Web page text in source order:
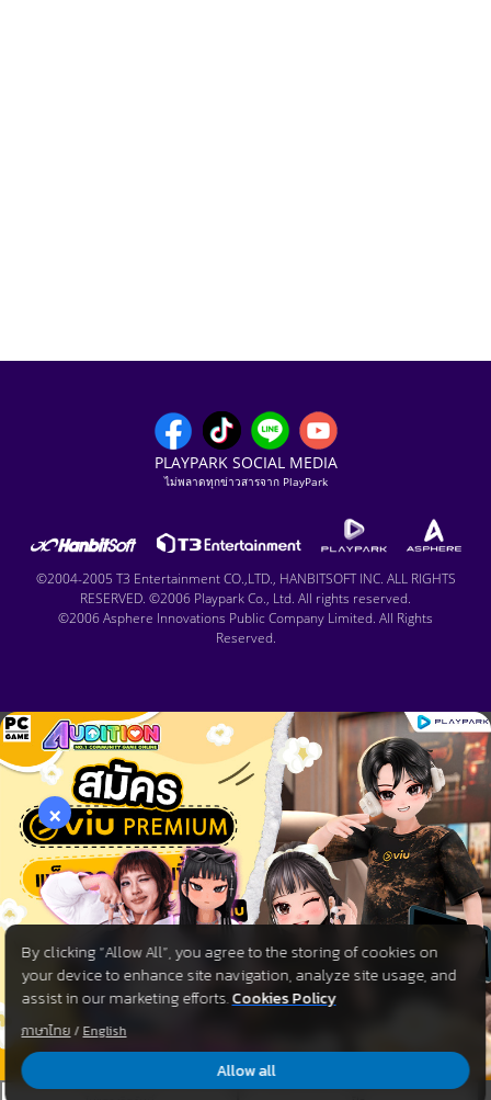
PLAYPARK SOCIAL MEDIA
ไม่พลาดทุกข่าวสารจาก PlayPark
©2004-2005 T3 Entertainment CO.,LTD., HANBITSOFT INC. ALL RIGHTS
RESERVED. ©2006 Playpark Co., Ltd. All rights reserved.
©2006 Asphere Innovations Public Company Limited. All Rights
Reserved.
By clicking “Allow All”, you agree to the storing of cookies on
your device to enhance site navigation, analyze site usage, and
assist in our marketing efforts.Cookies Policy
ภาษาไทย/ English
Allow all
×